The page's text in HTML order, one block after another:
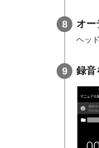
オー
ヘッ
録音